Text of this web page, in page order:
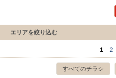
エリアを絞り込む
1 2
すべてのチラシ